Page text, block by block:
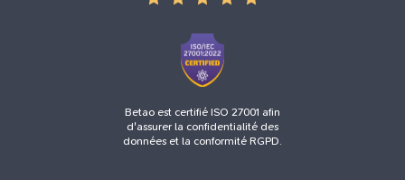
Betao est certifié ISO 27001 afin
d'assurer la confidentialité des
données et la conformité RGPD.